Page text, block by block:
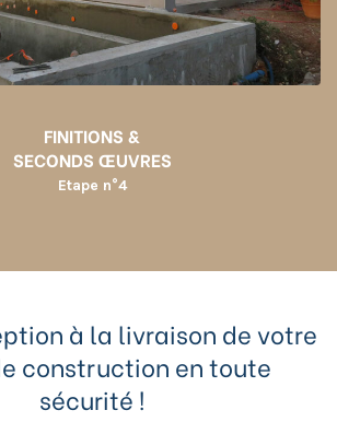
FINITIONS &
SECONDS ŒUVRES
Etape n°4
à la livraison de votre
construction en toute
sécurité !